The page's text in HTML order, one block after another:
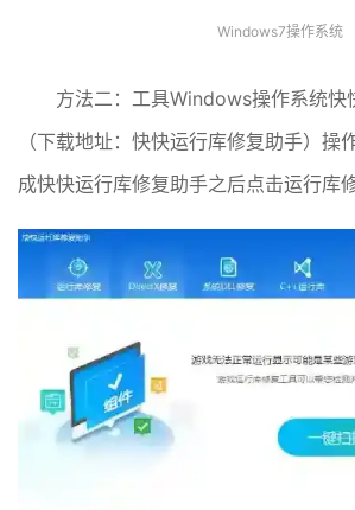
Windows7操作系统
方法二：工具Windows操作系统快
（下载地址：快快运行库修复助手）操
成快快运行库修复助手之后点击运行库